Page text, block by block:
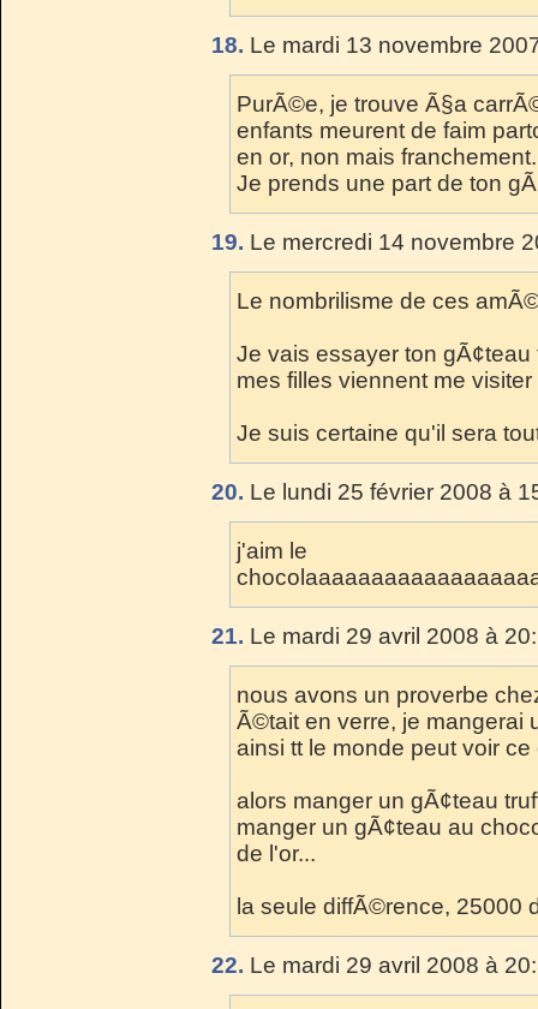
18. Le mardi 13 novembre
PurÃ©e, je trouve Ã§a
enfants meurent de faim
en or, non mais
Je prends une part de ton
19. Le mercredi 14 novembre
Le nombrilisme de ces
Je vais essayer ton
mes filles viennent me
Je suis certaine qu'il sera
20. Le lundi 25 février 2008 à
j'aim le
21. Le mardi 29 avril 2008 à
nous avons un proverbe
Ã©tait en verre, je mangerai
ainsi tt le monde peut voir
alors manger un gÃ¢teau
manger un gÃ¢teau au
de l'or...
la seule diffÃ©rence, 25000
22. Le mardi 29 avril 2008 à